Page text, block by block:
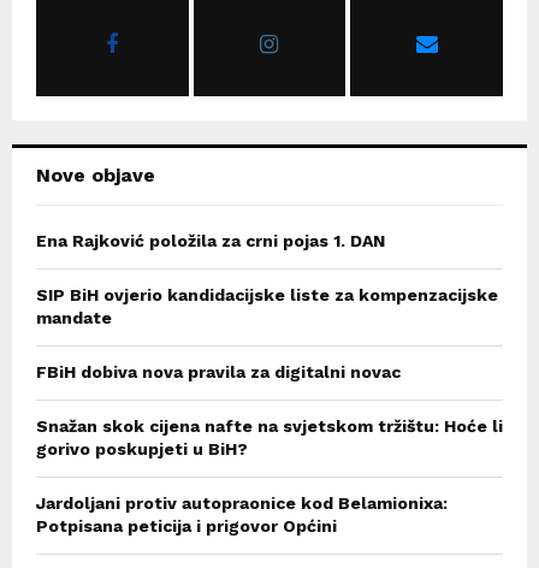
Nove objave
Ena Rajković položila za crni pojas 1. DAN
SIP BiH ovjerio kandidacijske liste za kompenzacijske
mandate
FBiH dobiva nova pravila za digitalni novac
Snažan skok cijena nafte na svjetskom tržištu: Hoće li
gorivo poskupjeti u BiH?
Jardoljani protiv autopraonice kod Belamionixa:
Potpisana peticija i prigovor Općini